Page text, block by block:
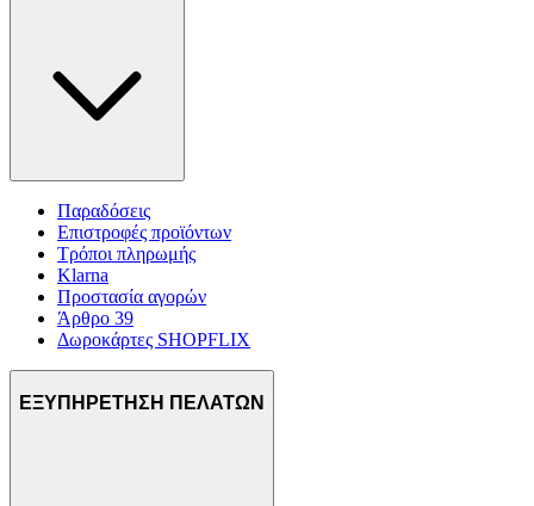
Παραδόσεις
Επιστροφές προϊόντων
Τρόποι πληρωμής
Klarna
Προστασία αγορών
Άρθρο 39
Δωροκάρτες SHOPFLIX
ΕΞΥΠΗΡΕΤΗΣΗ ΠΕΛΑΤΩΝ